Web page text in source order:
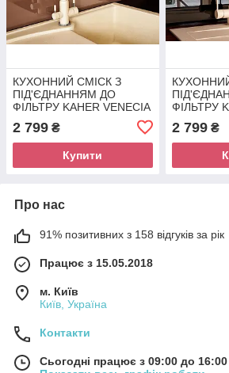
КУХОННИЙ СМІСК З
ПІД'ЄДНАННЯМ ДО
ФІЛЬТРУ KAHER VENECIA
2 799 ₴
Купити
ФІЛЬТРУ
2 799₴
Про нас
91% позитивних з 158 відгуків за рік
Працює з 15.05.2018
м. Київ
Київ, Україна
Контакти
Сьогодні працює з 09:00 до 16:00